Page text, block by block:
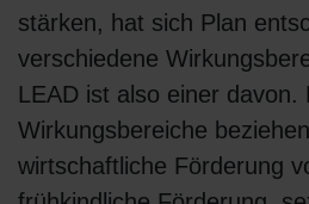
stärken, hat sich Plan
verschiedene
LEAD ist also einer davon.
Wirkungsbereiche
wirtschaftliche Förderung